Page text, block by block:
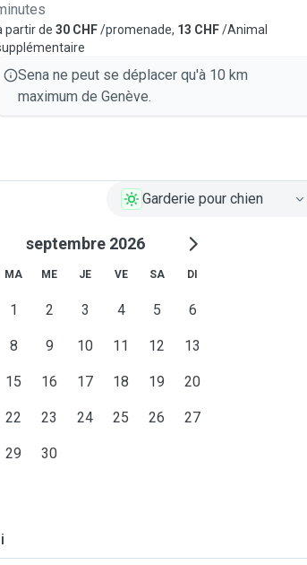
partir de 30 CHF/promenade, 13 CHF/Animal
Sena ne peut se déplacer qu'à 10 km
maximum de Genève.
Garderie pour chien
septembre 2026
MA ME JE VE SA DI
1 2 3 4 5 6
8 9 10 11 12 13
15 16 17 18 19 20
22 23 24 25 26 27
29 30